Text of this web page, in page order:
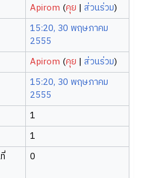
Apirom (คุย |ส่วนร่วม)
15:20, 30 พฤษภาคม
2555
Apirom (คุย |ส่วนร่วม)
15:20, 30 พฤษภาคม
2555
1
1
0